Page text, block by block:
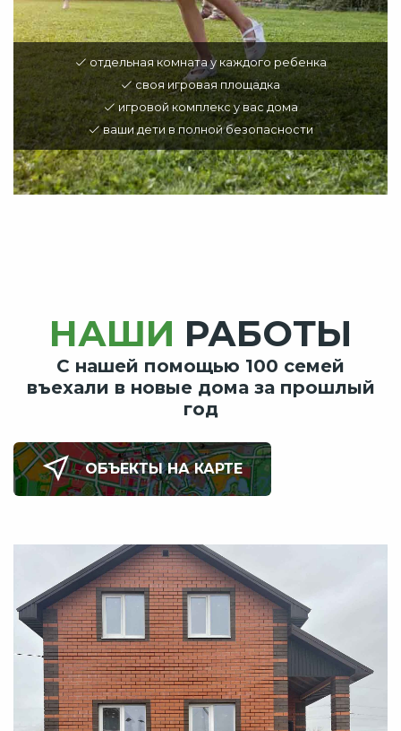
отдельная комната у каждого ребенка
своя игровая площадка
игровой комплекс у вас дома
ваши дети в полной безопасности
НАШИ РАБОТЫ
С нашей помощью 100 семей
въехали в новые дома за прошлый
год
ОБЪЕКТЫ НА КАРТЕ